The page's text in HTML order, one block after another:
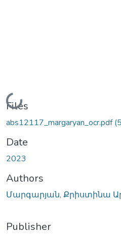
Loading...
Files
abs12117_margaryan_ocr.pdf
Date
2023
Authors
Մարգարյան, Քրիստինա
Publisher